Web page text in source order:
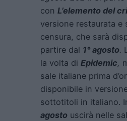
con L’elemento del
versione restaurata e
censura, che sarà
partire dal 1° agosto.
la volta di Epidemic,
sale italiane prima
disponibile in
sottotitoli in italiano.
agosto uscirà nelle